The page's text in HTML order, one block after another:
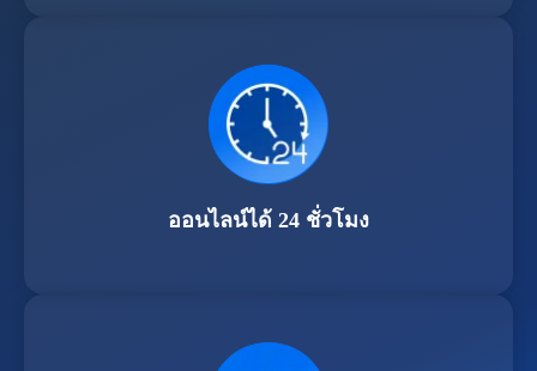
ออนไลน์ได้ 24 ชั่วโมง